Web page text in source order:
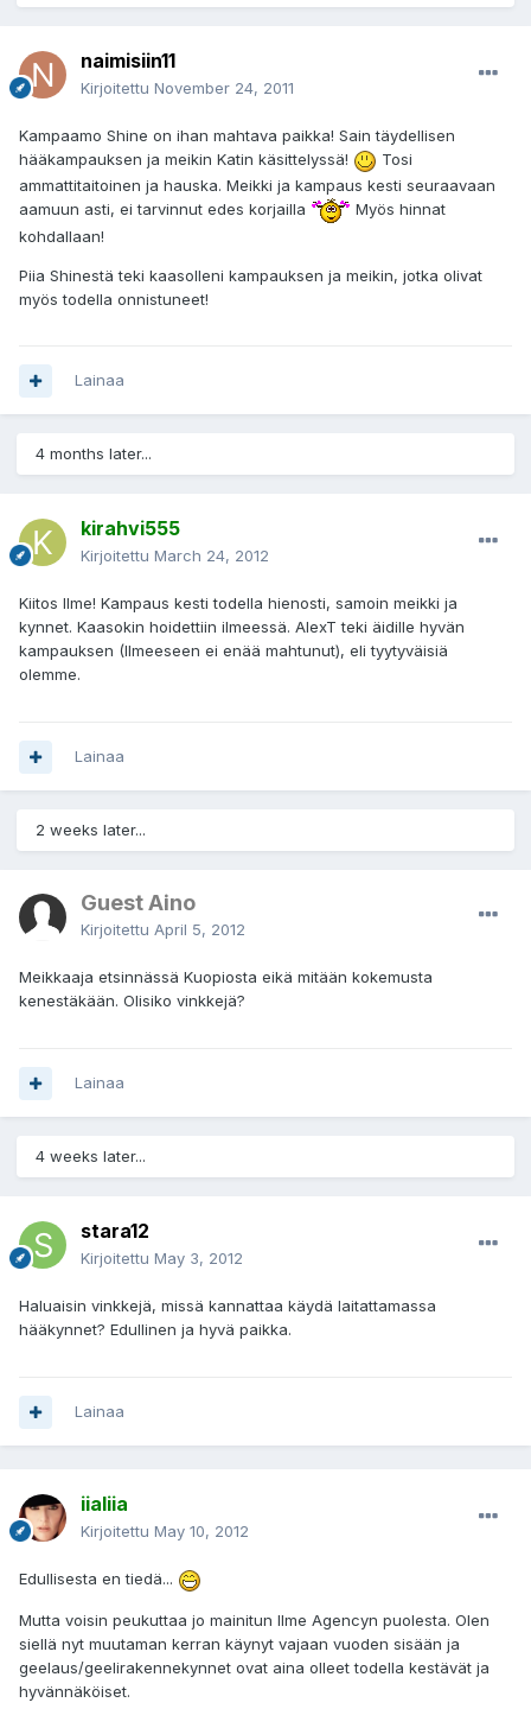
naimisiin11
Kirjoitettu November 24, 2011
Kampaamo Shine on ihan mahtava paikka! Sain täydellisen
hääkampauksen ja meikin Katin käsittelyssä!
Tosi
ammattitaitoinen ja hauska. Meikki ja kampaus kesti seuraavaan
aamuun asti, ei tarvinnut edes korjailla
Myös hinnat
kohdallaan!
Piia Shinestä teki kaasolleni kampauksen ja meikin, jotka olivat
myös todella onnistuneet!
Lainaa
4 months later...
kirahvi555
Kirjoitettu March 24, 2012
Kiitos Ilme! Kampaus kesti todella hienosti, samoin meikki ja
kynnet. Kaasokin hoidettiin ilmeessä. AlexT teki äidille hyvän
kampauksen (Ilmeeseen ei enää mahtunut), eli tyytyväisiä
olemme.
Lainaa
2 weeks later...
Guest Aino
Kirjoitettu April 5, 2012
Meikkaaja etsinnässä Kuopiosta eikä mitään kokemusta
kenestäkään. Olisiko vinkkejä?
Lainaa
4 weeks later...
stara12
Kirjoitettu May 3, 2012
Haluaisin vinkkejä, missä kannattaa käydä laitattamassa
hääkynnet? Edullinen ja hyvä paikka.
Lainaa
iialiia
Kirjoitettu May 10, 2012
Edullisesta en tiedä...
Mutta voisin peukuttaa jo mainitun Ilme Agencyn puolesta. Olen
siellä nyt muutaman kerran käynyt vajaan vuoden sisään ja
geelaus/geelirakennekynnet ovat aina olleet todella kestävät ja
hyvännäköiset.